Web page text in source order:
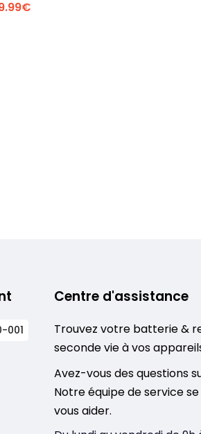
001
Centre d'assistance
Trouvez votre batterie &
seconde vie à vos
Avez-vous des questions
Notre équipe de service
vous aider.